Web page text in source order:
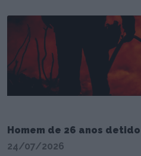
Homem de 26 anos
24/07/2026